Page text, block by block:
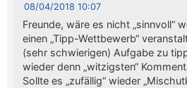
08/04/2018 10:07
Freunde, wäre es nicht „sinnvoll“
einen „Tipp-Wettbewerb“
(sehr schwierigen) Aufgabe zu
wieder denn „witzigsten“
Sollte es „zufällig“ wieder